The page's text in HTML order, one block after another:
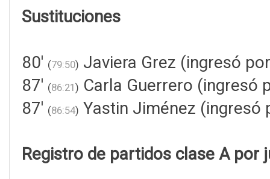
Sustituciones
80' (79:50) Javiera Grez (ingresó
87' (86:21) Carla Guerrero (ingresó
87' (86:54) Yastin Jiménez (ingresó
Registro de partidos clase A por